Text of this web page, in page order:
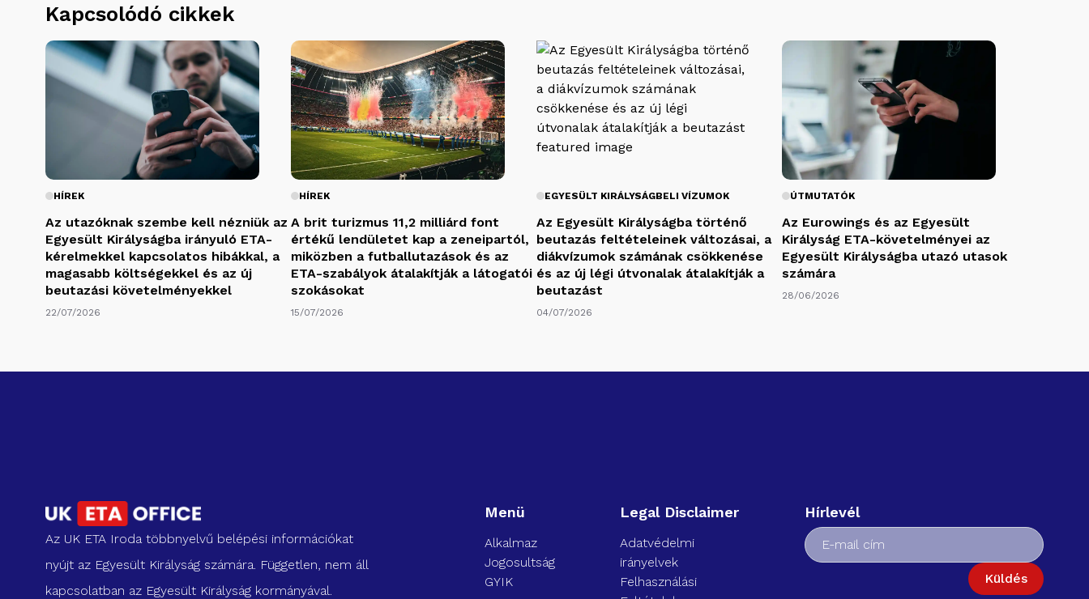
Kapcsolódó cikkek
HÍREK
Az utazóknak szembe kell nézniük az
Egyesült Királyságba irányuló ETA-
kérelmekkel kapcsolatos hibákkal, a
magasabb költségekkel és az új
beutazási követelményekkel
22/07/2026
HÍREK
A brit turizmus 11,2 milliárd font
értékű lendületet kap a zeneipartól,
miközben a futballutazások és az
ETA-szabályok átalakítják a látogatói
szokásokat
15/07/2026
EGYESÜLT KIRÁLYSÁGBELI VÍZUMOK
Az Egyesült Királyságba történő
beutazás feltételeinek változásai, a
diákvízumok számának csökkenése
és az új légi útvonalak átalakítják a
beutazást
04/07/2026
ÚTMUTATÓK
Az Eurowings és az Egyesült
Királyság ETA-követelményei az
Egyesült Királyságba utazó utasok
számára
28/06/2026
Az UK ETA Iroda többnyelvű belépési információkat
nyújt az Egyesült Királyság számára. Független, nem áll
kapcsolatban az Egyesült Királyság kormányával.
Menü
Alkalmaz
Jogosultság
GYIK
Legal Disclaimer
Adatvédelmi
irányelvek
Felhasználási
Hírlevél
Küldés